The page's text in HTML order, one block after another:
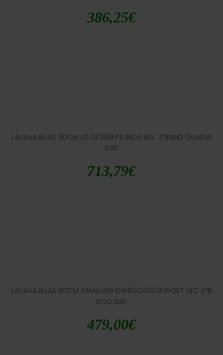
386,25€
LAVAVAJILLAS 60CM LG DF365FPS INOX INV. 3ªBAND QUADW
DSP
713,79€
LAVAVAJILLAS 60CM SAMSUNG DW60CG550FWQET 14C 3ªB
BCO DSP
479,00€